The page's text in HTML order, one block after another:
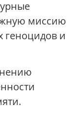
миссию
геноцидов и